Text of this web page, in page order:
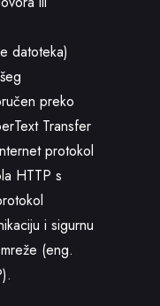
datoteka)
preko
Transfer
protokol
HTTP s
i sigurnu
(eng.